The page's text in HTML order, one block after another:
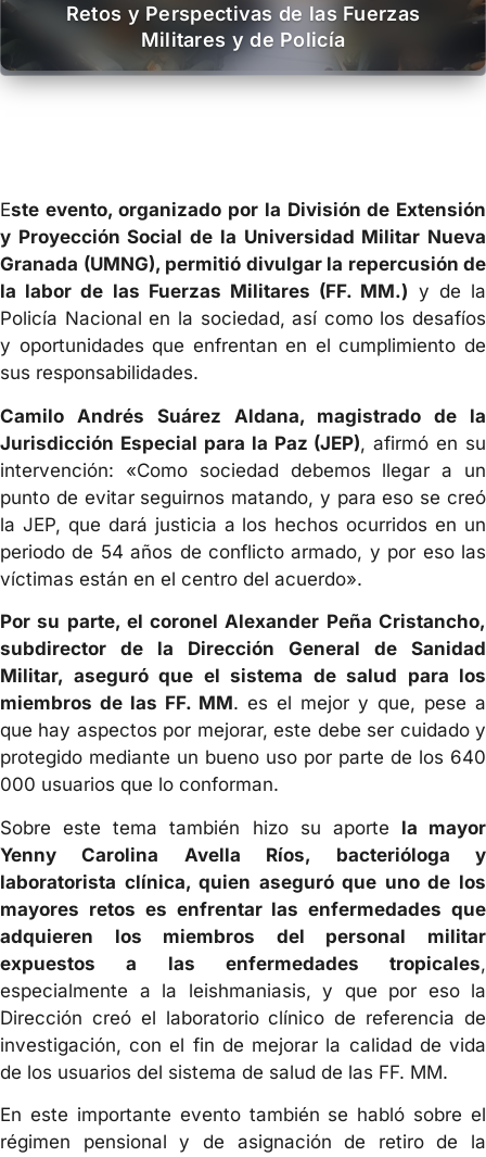
Retos y Perspectivas de las Fuerzas
Militares y de Policía
Este evento, organizado por la División de Extensión
y Proyección Social de la Universidad Militar Nueva
Granada (UMNG), permitió divulgar la repercusión de
la labor de las Fuerzas Militares (FF. MM.) y de la
Policía Nacional en la sociedad, así como los desafíos
y oportunidades que enfrentan en el cumplimiento de
sus responsabilidades.
Camilo Andrés Suárez Aldana, magistrado de la
Jurisdicción Especial para la Paz (JEP), afirmó en su
intervención: «Como sociedad debemos llegar a un
punto de evitar seguirnos matando, y para eso se creó
la JEP, que dará justicia a los hechos ocurridos en un
periodo de 54 años de conflicto armado, y por eso las
víctimas están en el centro del acuerdo».
Por su parte, el coronel Alexander Peña Cristancho,
subdirector de la Dirección General de Sanidad
Militar, aseguró que el sistema de salud para los
miembros de las FF. MM. es el mejor y que, pese a
que hay aspectos por mejorar, este debe ser cuidado y
protegido mediante un bueno uso por parte de los 640
000 usuarios que lo conforman.
Sobre este tema también hizo su aporte la mayor
Yenny Carolina Avella Ríos, bacterióloga y
laboratorista clínica, quien aseguró que uno de los
mayores retos es enfrentar las enfermedades que
adquieren los miembros del personal militar
expuestos a las enfermedades tropicales,
especialmente a la leishmaniasis, y que por eso la
Dirección creó el laboratorio clínico de referencia de
investigación, con el fin de mejorar la calidad de vida
de los usuarios del sistema de salud de las FF. MM.
En este importante evento también se habló sobre el
régimen pensional y de asignación de retiro de la